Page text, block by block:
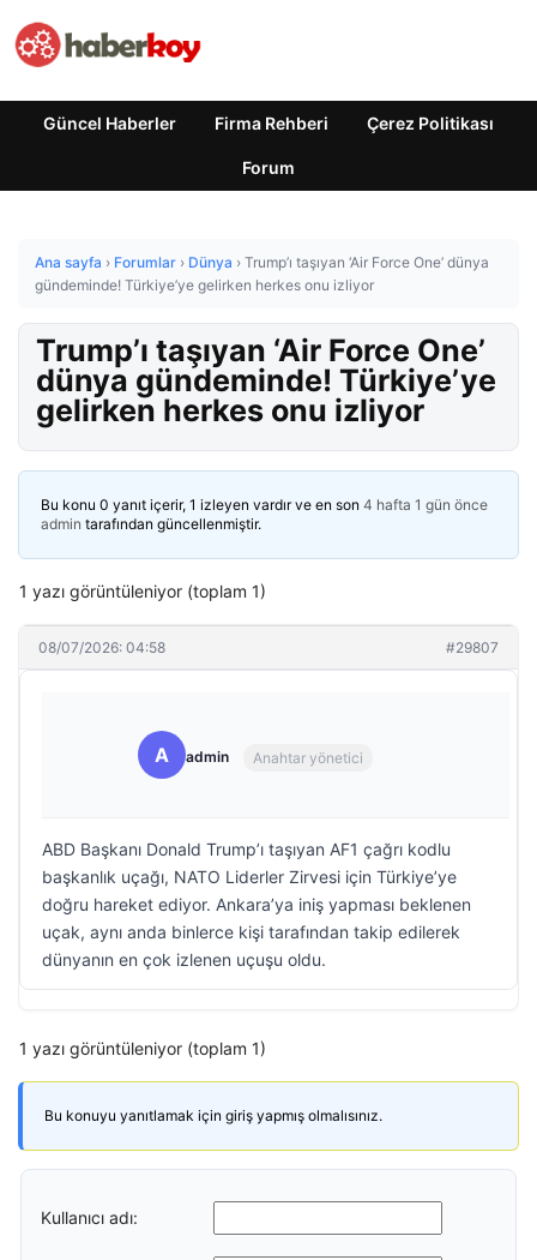
Güncel Haberler Firma Rehberi Çerez Politikası
Forum
Ana sayfa › Forumlar › Dünya › Trump’ı taşıyan ‘Air Force One’ dünya
gündeminde! Türkiye’ye gelirken herkes onu izliyor
Trump’ı taşıyan ‘Air Force One’
dünya gündeminde! Türkiye’ye
gelirken herkes onu izliyor
Bu konu 0 yanıt içerir, 1 izleyen vardır ve en son 4 hafta 1 gün önce
admin tarafından güncellenmiştir.
1 yazı görüntüleniyor (toplam 1)
08/07/2026: 04:58 #29807
A admin Anahtar yönetici
ABD Başkanı Donald Trump’ı taşıyan AF1 çağrı kodlu
başkanlık uçağı, NATO Liderler Zirvesi için Türkiye’ye
doğru hareket ediyor. Ankara’ya iniş yapması beklenen
uçak, aynı anda binlerce kişi tarafından takip edilerek
dünyanın en çok izlenen uçuşu oldu.
1 yazı görüntüleniyor (toplam 1)
Bu konuyu yanıtlamak için giriş yapmış olmalısınız.
Kullanıcı adı: